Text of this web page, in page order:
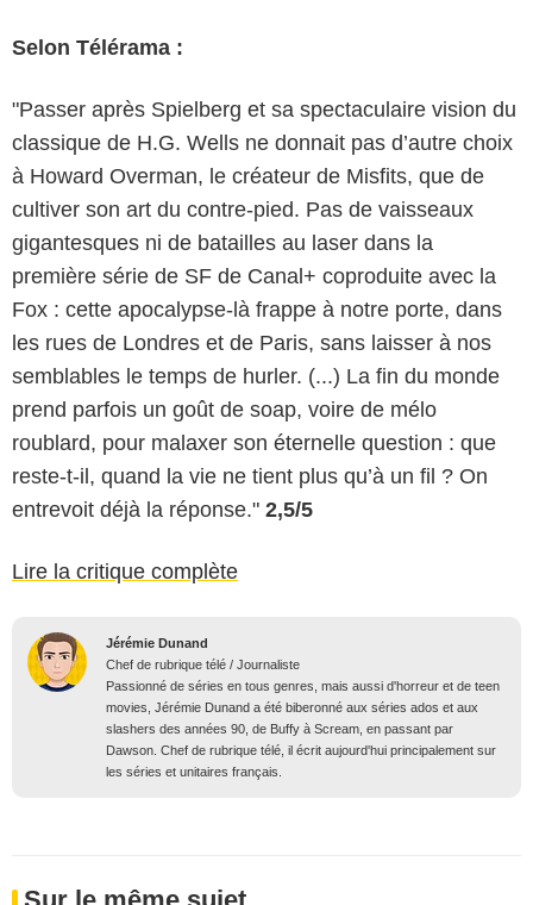
Selon Télérama :
"Passer après Spielberg et sa specta­cu­laire vision du
classique de H.G. Wells ne donnait pas d’autre choix
à Howard ­Over­man, le créateur de Misfits, que de
cultiver son art du contre-pied. Pas de vaisseaux
gigantesques ni de batailles au laser dans la
première série de SF de Canal+ ­coproduite avec la
Fox : cette apocalypse-là frappe à notre porte, dans
les rues de Londres et de Paris, sans laisser à nos
semblables le temps de hurler. (...) La fin du monde
prend parfois un goût de soap, voire de mélo
roublard, pour malaxer son éternelle question : que
reste-t-il, quand la vie ne tient plus qu’à un fil ? On
entrevoit déjà la réponse." 2,5/5
Lire la critique complète
Jérémie Dunand
Chef de rubrique télé / Journaliste
Passionné de séries en tous genres, mais aussi d'horreur et de teen
movies, Jérémie Dunand a été biberonné aux séries ados et aux
slashers des années 90, de Buffy à Scream, en passant par
Dawson. Chef de rubrique télé, il écrit aujourd'hui principalement sur
les séries et unitaires français.